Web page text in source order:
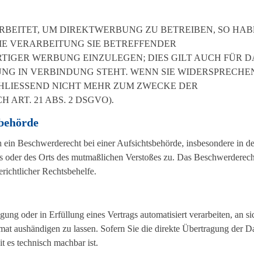
UM DIREKTWERBUNG ZU BETREIBEN, SO
VERARBEITUNG SIE BETREFFENDER
WERBUNG EINZULEGEN; DIES GILT AUCH FÜR
IN VERBINDUNG STEHT. WENN SIE
NICHT MEHR ZUM ZWECKE DER
ART. 21 ABS. 2 DSGVO).
Beschwerderecht bei einer Aufsichtsbehörde, insbesondere in
des Orts des mutmaßlichen Verstoßes zu. Das
Rechtsbehelfe.
oder in Erfüllung eines Vertrags automatisiert verarbeiten, an
aushändigen zu lassen. Sofern Sie die direkte Übertragung der
es technisch machbar ist.